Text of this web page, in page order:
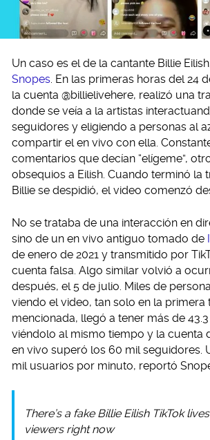
Un caso es el de la cantante Billie
Snopes. En las primeras horas del 24
la cuenta @billielivehere, realizó una
donde se veía a la artistas
seguidores y eligiendo a personas al
compartir el en vivo con ella.
comentarios que decían “elígeme”,
obsequios a Eilish. Cuando terminó la
Billie se despidió, el video comenzó
No se trataba de una interacción en
sino de un en vivo antiguo tomado de
de enero de 2021 y transmitido por
cuenta falsa. Algo similar volvió a
después, el 5 de julio. Miles de
viendo el video, tan solo en la primera
mencionada, llegó a tener más de
viéndolo al mismo tiempo y la cuenta
en vivo superó los 60 mil seguidores.
mil usuarios por minuto, reportó
There’s a fake Billie Eilish TikTok
viewers right now